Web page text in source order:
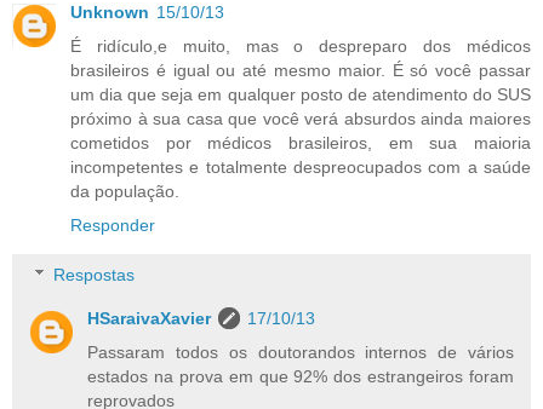
Unknown 15/10/13
É ridículo,e muito, mas o despreparo dos médicos
brasileiros é igual ou até mesmo maior. É só você passar
um dia que seja em qualquer posto de atendimento do SUS
próximo à sua casa que você verá absurdos ainda maiores
cometidos por médicos brasileiros, em sua maioria
incompetentes e totalmente despreocupados com a saúde
da população.
Responder
Respostas
HSaraivaXavier
17/10/13
Passaram todos os doutorandos internos de vários
estados na prova em que 92% dos estrangeiros foram
reprovados